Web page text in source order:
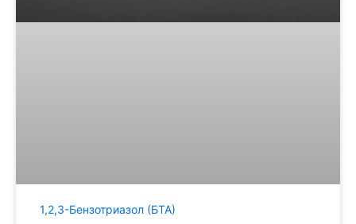
1,2,3-Бензотриазол (БТА)